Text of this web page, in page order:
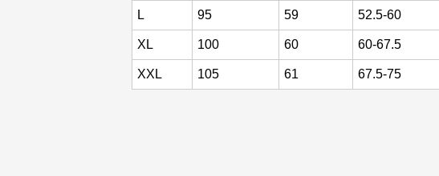
L 95 59 52.5-60
XL 100 60 60-67.5
XXL 105 61 67.5-75